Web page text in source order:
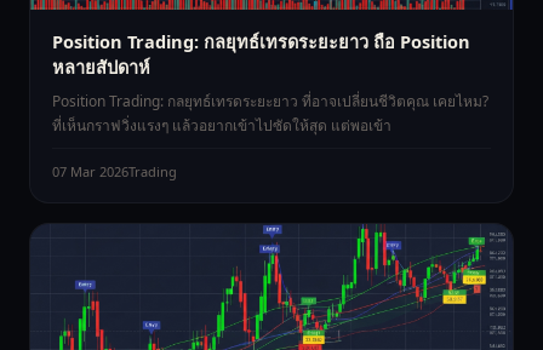
Position Trading: กลยุทธ์เทรดระยะยาว ถือ Position
หลายสัปดาห์
Position Trading: กลยุทธ์เทรดระยะยาว ที่อาจเปลี่ยนชีวิตคุณ เคยไหม?
ที่เห็นกราฟวิ่งแรงๆ แล้วอยากเข้าไปซัดให้สุด แต่พอเข้า
07 Mar 2026Trading